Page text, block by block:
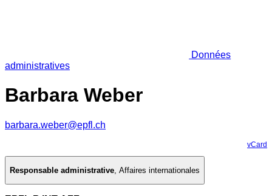
Données
administratives
Barbara Weber
barbara.weber@epfl.ch
vCard
Responsable administrative, Affaires internationales